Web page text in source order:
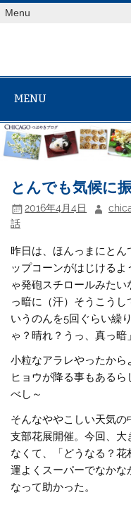
Skip
toMenu
MENU
とんでも気候に
2016年4月4日
話
昨日は、ほんっまにと
ップコーンがはじける
ゃ発砲スチロールみた
っ暗に（汗）そうこう
いうのんを5回ぐらい繰
ゃ？晴れ？うっ、真っ暗
小粒なアラレやったか
ヒョウが降る事もある
べし～
そんなややこしい天気
支部花展開催。今回、
なくて、「どうなる？花
運よくスーパーでなか
なって助かった。